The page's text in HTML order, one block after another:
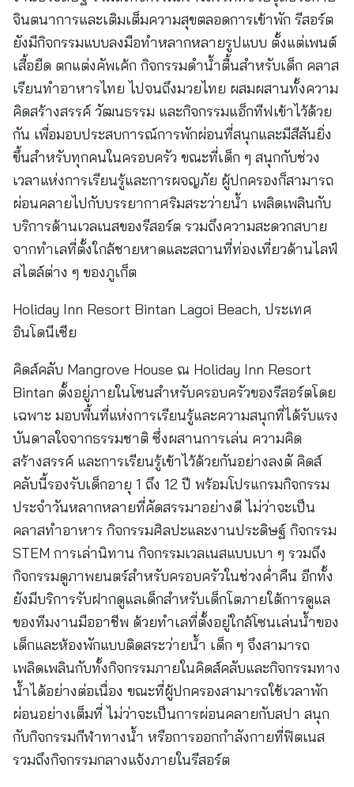
จินตนาการและเติมเต็มความสุขตลอดการเข้าพัก รีสอร์ต
ยังมีกิจกรรมแบบลงมือทำหลากหลายรูปแบบ ตั้งแต่เพนต์
เสื้อยืด ตกแต่งคัพเค้ก กิจกรรมดำน้ำตื้นสำหรับเด็ก คลาส
เรียนทำอาหารไทย ไปจนถึงมวยไทย ผสมผสานทั้งความ
คิดสร้างสรรค์ วัฒนธรรม และกิจกรรมแอ็กทีฟเข้าไว้ด้วย
กัน เพื่อมอบประสบการณ์การพักผ่อนที่สนุกและมีสีสันยิ่ง
ขึ้นสำหรับทุกคนในครอบครัว ขณะที่เด็ก ๆ สนุกกับช่วง
เวลาแห่งการเรียนรู้และการผจญภัย ผู้ปกครองก็สามารถ
ผ่อนคลายไปกับบรรยากาศริมสระว่ายน้ำ เพลิดเพลินกับ
บริการด้านเวลเนสของรีสอร์ต รวมถึงความสะดวกสบาย
จากทำเลที่ตั้งใกล้ชายหาดและสถานที่ท่องเที่ยวด้านไลฟ์
สไตล์ต่าง ๆ ของภูเก็ต
Holiday Inn Resort Bintan Lagoi Beach, ประเทศ
อินโดนีเซีย
คิดส์คลับ Mangrove House ณ Holiday Inn Resort
Bintan ตั้งอยู่ภายในโซนสำหรับครอบครัวของรีสอร์ตโดย
เฉพาะ มอบพื้นที่แห่งการเรียนรู้และความสนุกที่ได้รับแรง
บันดาลใจจากธรรมชาติ ซึ่งผสานการเล่น ความคิด
สร้างสรรค์ และการเรียนรู้เข้าไว้ด้วยกันอย่างลงตั คิดส์
คลับนี้รองรับเด็กอายุ 1 ถึง 12 ปี พร้อมโปรแกรมกิจกรรม
ประจำวันหลากหลายที่คัดสรรมาอย่างดี ไม่ว่าจะเป็น
คลาสทำอาหาร กิจกรรมศิลปะและงานประดิษฐ์ กิจกรรม
STEM การเล่านิทาน กิจกรรมเวลเนสแบบเบา ๆ รวมถึง
กิจกรรมดูภาพยนตร์สำหรับครอบครัวในช่วงค่ำคืน อีกทั้ง
ยังมีบริการรับฝากดูแลเด็กสำหรับเด็กโตภายใต้การดูแล
ของทีมงานมืออาชีพ ด้วยทำเลที่ตั้งอยู่ใกล้โซนเล่นน้ำของ
เด็กและห้องพักแบบติดสระว่ายน้ำ เด็ก ๆ จึงสามารถ
เพลิดเพลินกับทั้งกิจกรรมภายในคิดส์คลับและกิจกรรมทาง
น้ำได้อย่างต่อเนื่อง ขณะที่ผู้ปกครองสามารถใช้เวลาพัก
ผ่อนอย่างเต็มที่ ไม่ว่าจะเป็นการผ่อนคลายกับสปา สนุก
กับกิจกรรมกีฬาทางน้ำ หรือการออกกำลังกายที่ฟิตเนส
รวมถึงกิจกรรมกลางแจ้งภายในรีสอร์ต